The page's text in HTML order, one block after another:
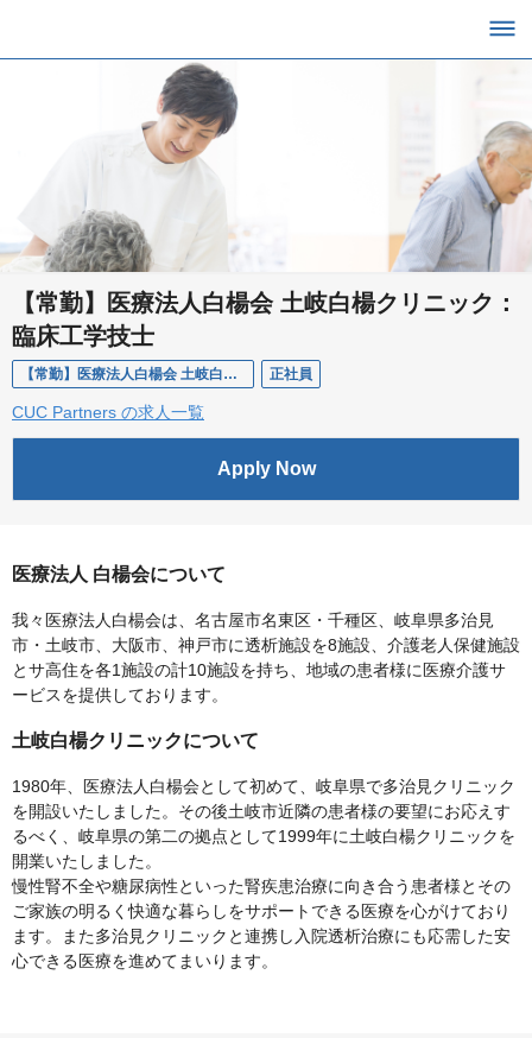
【常勤】医療法人白楊会 土岐白楊クリニック：
臨床工学技士
【常勤】医療法人白楊会 土岐白楊クリニック：臨床工学技士 正社員
CUC Partners の求人一覧
Apply Now
医療法人 白楊会について
我々医療法人白楊会は、名古屋市名東区・千種区、岐阜県多治見
市・土岐市、大阪市、神戸市に透析施設を8施設、介護老人保健施設
とサ高住を各1施設の計10施設を持ち、地域の患者様に医療介護サ
ービスを提供しております。
土岐白楊クリニックについて
1980年、医療法人白楊会として初めて、岐阜県で多治見クリニック
を開設いたしました。その後土岐市近隣の患者様の要望にお応えす
るべく、岐阜県の第二の拠点として1999年に土岐白楊クリニックを
開業いたしました。
慢性腎不全や糖尿病性といった腎疾患治療に向き合う患者様とその
ご家族の明るく快適な暮らしをサポートできる医療を心がけており
ます。また多治見クリニックと連携し入院透析治療にも応需した安
心できる医療を進めてまいります。